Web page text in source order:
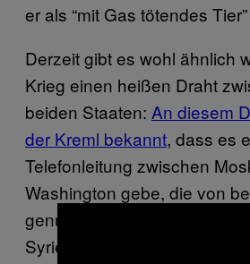
er als “mit Gas tötendes
Derzeit gibt es wohl ähnlich
Krieg einen heißen Draht
beiden Staaten: An diesem
der Kreml bekannt, dass es
Telefonleitung zwischen
Washington gebe, die von
genutzt werde, um einen
Syrien zu verhindern.